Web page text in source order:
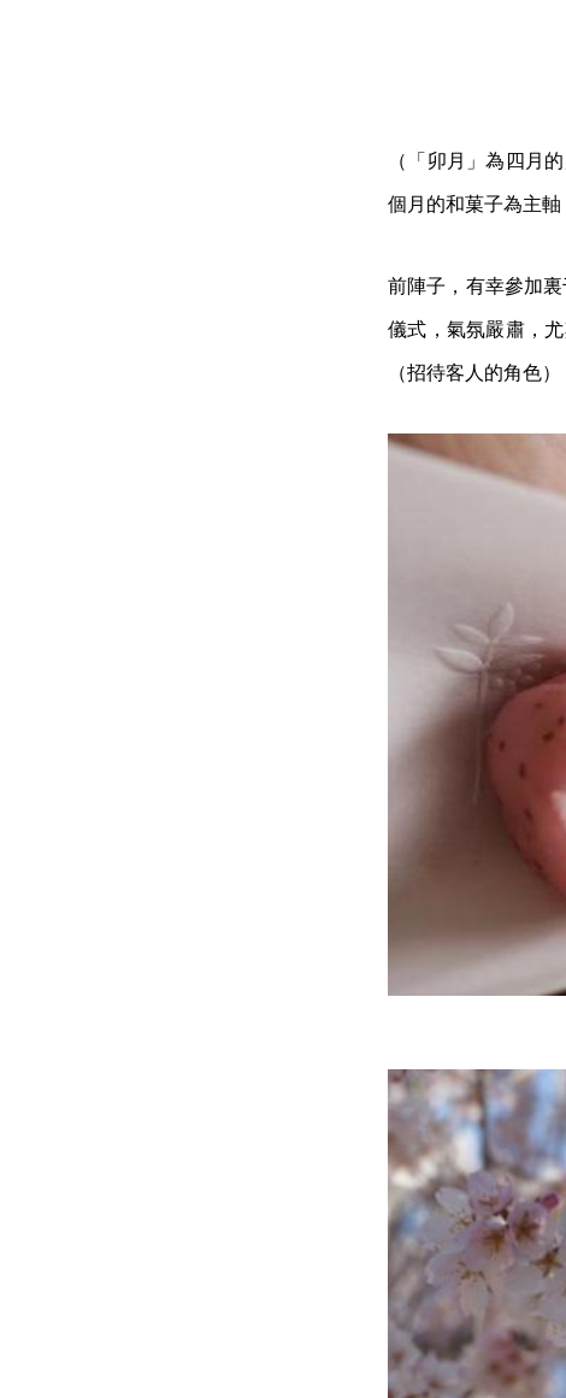
（「卯月」為四月
個月的和菓子為主軸
前陣子，有幸參加
儀式，氣氛嚴肅，
（招待客人的角色